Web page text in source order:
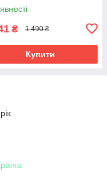
₴ 1 490 ₴
Купити